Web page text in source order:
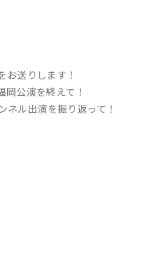
お送りします！
公演を終えて！
ル出演を振り返って！